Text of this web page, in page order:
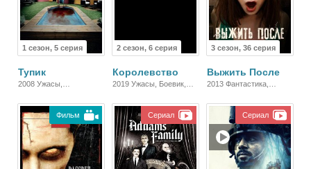
1 сезон, 5 серия
Тупик
2008 Ужасы,
2 сезон, 6 серия
Королевство
2019 Ужасы, Боевик,
3 сезон, 36 серия
Выжить После
2013 Фантастика,
Фильм Сериал Сериал